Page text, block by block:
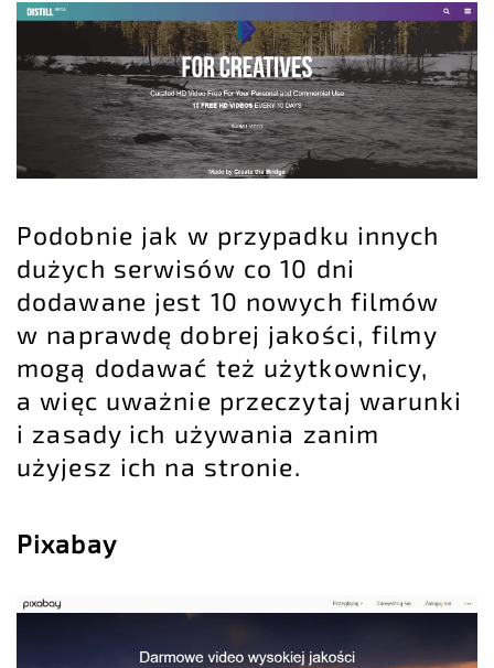
Podobnie jak w przypadku innych
dużych serwisów co 10 dni
dodawane jest 10 nowych filmów
w naprawdę dobrej jakości, filmy
mogą dodawać też użytkownicy,
a więc uważnie przeczytaj warunki
i zasady ich używania zanim
użyjesz ich na stronie.
Pixabay